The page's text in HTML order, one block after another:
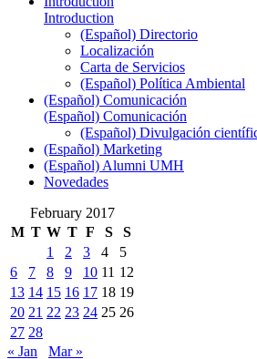
Introduction
(Español) Directorio
Localización
Carta de Servicios
(Español) Política Ambiental
(Español) Comunicación
(Español) Comunicación
(Español) Divulgación
(Español) Marketing
(Español) Alumni UMH
Novedades
February 2017
M T W T F S
S
1
2 3 4
5
6
7 8 9 10 11 12
13 14 15 16 17 18 19
20 21 22 23 24 25 26
27 28
« Jan
Mar »